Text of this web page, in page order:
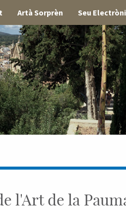
Artà Sorprèn Seu
l'Art de la